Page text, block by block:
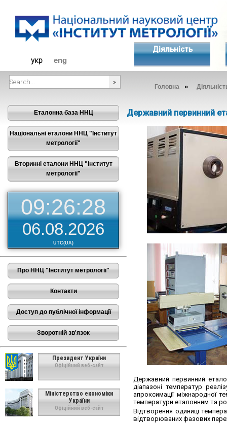
укр eng
Діяльність
Головна »
Еталонна база ННЦ
Національні еталони ННЦ "Інститут
метрології"
Вторинні еталони ННЦ "Інститут
метрології"
09:26:28
06.08.2026
UTC(UA)
Про ННЦ "Інститут метрології"
Контакти
Доступ до публічної інформації
Зворотній зв'язок
Президент України
Офіційний веб-сайт
Міністерство економіки
України
Офіційний веб-сайт
Державний первинний
Державний первинний
діапазоні температур
апроксимації міжнародної
температури еталонним та
Відтворення одиниці
відтворюваних фазових